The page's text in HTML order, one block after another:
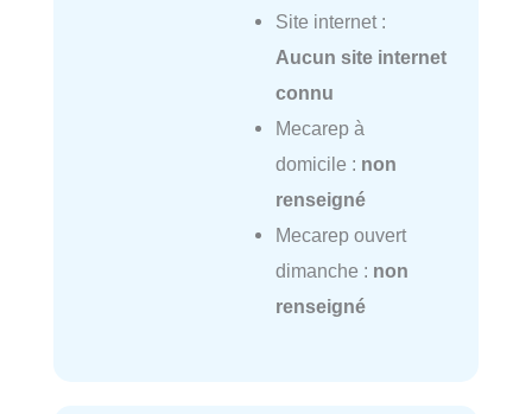
Site internet :
Aucun site internet
connu
Mecarep à
domicile : non
renseigné
Mecarep ouvert
dimanche : non
renseigné